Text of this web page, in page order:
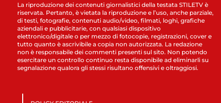
La riproduzione dei contenuti giornalistici della testata STILETV è
riservata. Pertanto, è vietata la riproduzione e l’uso, anche parziale,
di testi, fotografie, contenuti audio/video, filmati, loghi, grafiche
aziendali e pubblicitarie, con qualsiasi dispositivo
elettronico/digitale o per mezzo di fotocopie, registrazioni, cover e
tutto quanto è ascrivibile a copia non autorizzata. La redazione
non è responsabile dei commenti presenti sul sito. Non potendo
esercitare un controllo continuo resta disponibile ad eliminarli su
segnalazione qualora gli stessi risultano offensivi e oltraggiosi.